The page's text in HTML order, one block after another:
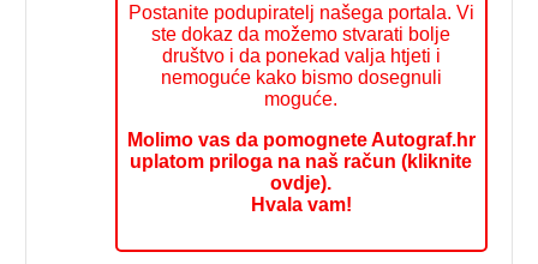
Postanite podupiratelj našega portala. Vi
ste dokaz da možemo stvarati bolje
društvo i da ponekad valja htjeti i
nemoguće kako bismo dosegnuli
moguće.
Molimo vas da pomognete Autograf.hr
uplatom priloga na naš račun (kliknite
ovdje).
Hvala vam!